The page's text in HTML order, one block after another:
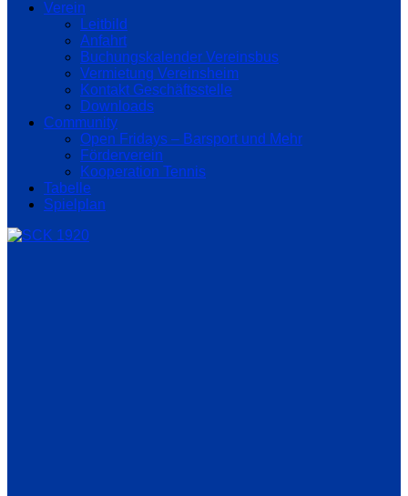
Verein
Leitbild
Anfahrt
Buchungskalender Vereinsbus
Vermietung Vereinsheim
Kontakt Geschäftsstelle
Downloads
Community
Open Fridays – Barsport und Mehr
Förderverein
Kooperation Tennis
Tabelle
Spielplan